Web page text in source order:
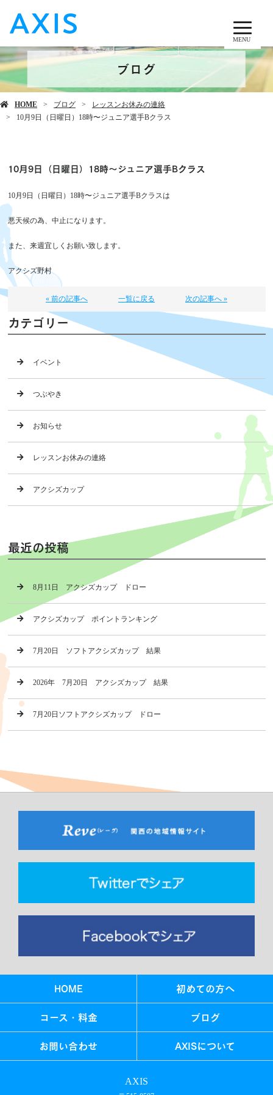
MENU
ブログ
HOME ブログ
レッスンお休みの連絡
10月9日（日曜日）18時〜ジュニア選手Bクラス
10月9日（日曜日）18時〜ジュニア選手Bクラス
10月9日（日曜日）18時〜ジュニア選手Bクラスは
悪天候の為、中止になります。
また、来週宜しくお願い致します。
アクシズ野村
« 前の記事へ 一覧に戻る 次の記事へ »
カテゴリー
イベント
つぶやき
お知らせ
レッスンお休みの連絡
アクシズカップ
最近の投稿
8月11日 アクシズカップ ドロー
アクシズカップ ポイントランキング
7月20日 ソフトアクシズカップ 結果
2026年 7月20日 アクシズカップ 結果
7月20日ソフトアクシズカップ ドロー
HOME 初めての方へ
コース・料金 ブログ
お問い合わせ AXISについて
AXIS